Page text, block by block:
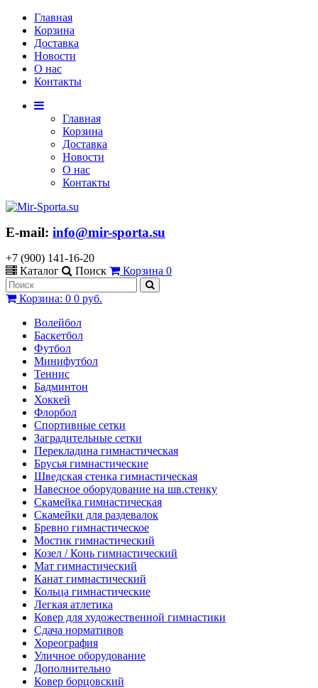
Главная
Корзина
Доставка
Новости
О нас
Контакты
Главная
Корзина
Доставка
Новости
О нас
Контакты
E-mail: info@mir-sporta.su
+7 (900) 141-16-20
Каталог
Поиск Корзина 0
Корзина: 0 0 руб.
Волейбол
Баскетбол
Футбол
Минифутбол
Теннис
Бадминтон
Хоккей
Флорбол
Спортивные сетки
Заградительные сетки
Перекладина гимнастическая
Брусья гимнастические
Шведская стенка гимнастическая
Навесное оборудование на шв.стенку
Скамейка гимнастическая
Скамейки для раздевалок
Бревно гимнастическое
Мостик гимнастический
Козел / Конь гимнастический
Мат гимнастический
Канат гимнастический
Кольца гимнастические
Легкая атлетика
Ковер для художественной гимнастики
Сдача нормативов
Хореография
Уличное оборудование
Дополнительно
Ковер борцовский